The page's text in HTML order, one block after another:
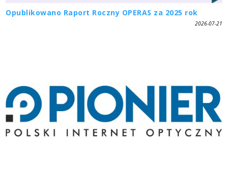
Opublikowano Raport Roczny OPERAS za 2025 rok
2026-07-21